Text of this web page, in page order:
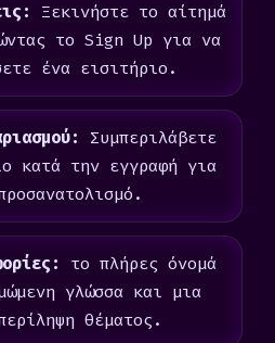
Ξεκινήστε το αίτημά
το Sign Up για να
ένα εισιτήριο.
Συμπεριλάβετε
κατά την εγγραφή για
το πλήρες όνομά
γλώσσα και μια
θέματος.